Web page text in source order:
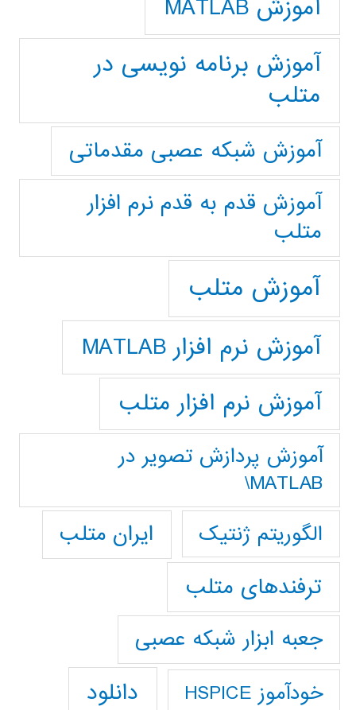
آموزش MATLAB
آموزش برنامه نویسی در
متلب
آموزش شبکه عصبی مقدماتی
آموزش قدم به قدم نرم افزار
متلب
آموزش متلب
آموزش نرم افزار MATLAB
آموزش نرم افزار متلب
آموزش پردازش تصوير در
MATLAB\
الگوریتم ژنتیک
ایران متلب
ترفندهای متلب
جعبه ابزار شبکه عصبی
خودآموز HSPICE دانلود